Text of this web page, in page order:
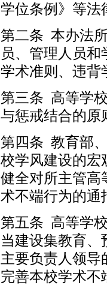
学位条例》等法
第二条 本办法
员、管理人员
学术准则、违背
第三条 高等学
与惩戒结合的原
第四条 教育部
校学风建设的宏
健全对所主管高
术不端行为的通
第五条 高等学
当建设集教育
主要负责人领导
完善本校学术不